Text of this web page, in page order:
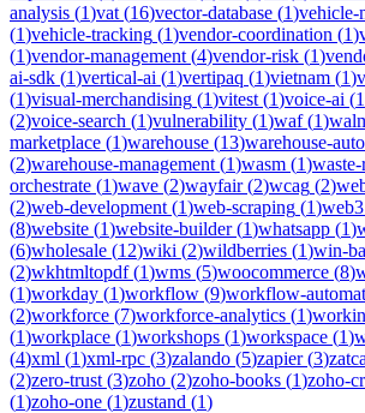
analysis (1)vat (16)vector-database (1)vehicle-
(1)vehicle-tracking (1)vendor-coordination (1)
(1)vendor-management (4)vendor-risk (1)
ai-sdk (1)vertical-ai (1)vertipaq (1)vietnam (1)
(1)visual-merchandising (1)vitest (1)voice-ai (1
(2)voice-search (1)vulnerability (1)waf(1)
marketplace (1)warehouse (13)warehouse-
(2)warehouse-management (1)wasm (1)
orchestrate (1)wave (2)wayfair(2)wcag (2)
(2)web-development (1)web-scraping (1)web3
(8)website (1)website-builder(1)whatsapp (1)
(6)wholesale (12)wiki (2)wildberries (1)win-
(2)wkhtmltopdf(1)wms (5)woocommerce (8)
(1)workday (1)workflow (9)workflow-
(2)workforce (7)workforce-analytics (1)
(1)workplace (1)workshops (1)workspace (1)
(4)xml (1)xml-rpc (3)zalando (5)zapier(3)zatca
(2)zero-trust (3)zoho (2)zoho-books (1)zoho-
(1)zoho-one (1)zustand (1)